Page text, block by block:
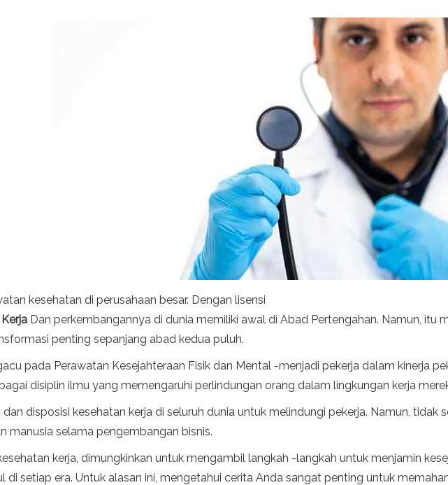
kesehatan di perusahaan besar. Dengan lisensi
Dan perkembangannya di dunia memiliki awal di Abad Pertengahan. Namun, itu
penting sepanjang abad kedua puluh.
pada Perawatan Kesejahteraan Fisik dan Mental -menjadi pekerja dalam kinerja
disiplin ilmu yang memengaruhi perlindungan orang dalam lingkungan kerja
dan disposisi kesehatan kerja di seluruh dunia untuk melindungi pekerja. Namun, tidak
manusia selama pengembangan bisnis.
kerja, dimungkinkan untuk mengambil langkah -langkah untuk menjamin
di setiap era. Untuk alasan ini, mengetahui cerita Anda sangat penting untuk